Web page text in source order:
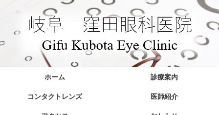
ホーム 診療案内
コンタクトレンズ 医師紹介